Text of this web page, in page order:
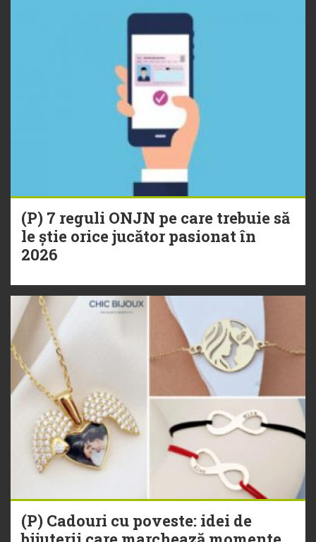
(P) 7 reguli ONJN pe care trebuie să
le știe orice jucător pasionat în
2026
(P) Cadouri cu poveste: idei de